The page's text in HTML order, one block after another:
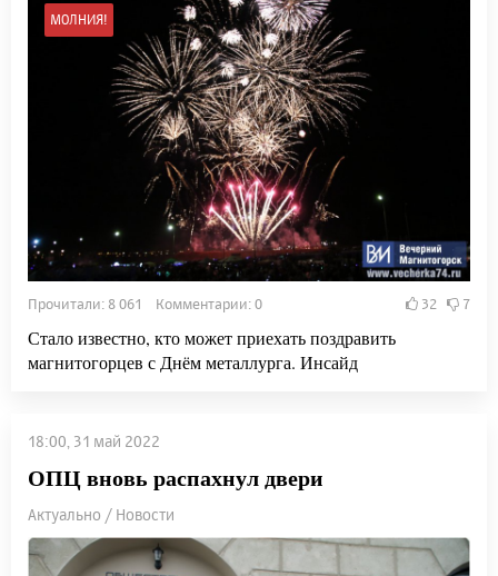
МОЛНИЯ!
Прочитали: 8 061 Комментарии: 0 32 7
Стало известно, кто может приехать поздравить
магнитогорцев с Днём металлурга. Инсайд
18:00, 31 май 2022
ОПЦ вновь распахнул двери
Актуально / Новости